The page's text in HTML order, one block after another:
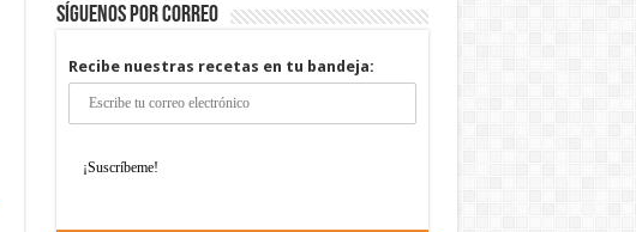
Síguenos por correo
Recibe nuestras recetas en tu bandeja: